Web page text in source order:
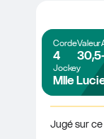
Corde
4
Valeur
30,5
Jockey
Mlle